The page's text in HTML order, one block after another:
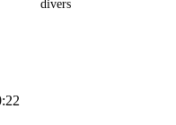
divers